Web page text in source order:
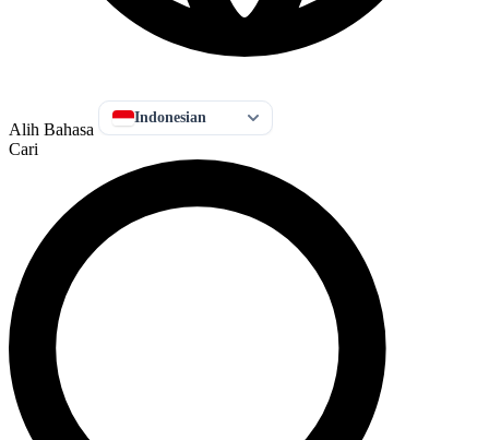
Alih Bahasa
Indonesian
Cari